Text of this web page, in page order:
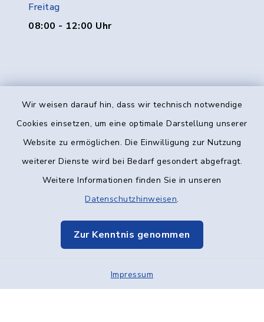
Wir weisen darauf hin, dass wir technisch notwendige
Cookies einsetzen, um eine optimale Darstellung unserer
Website zu ermöglichen. Die Einwilligung zur Nutzung
weiterer Dienste wird bei Bedarf gesondert abgefragt.
Weitere Informationen finden Sie in unseren
Datenschutzhinweisen.
Zur Kenntnis genommen
Impressum
Freitag
08:00 - 12:00 Uhr
Kontakt
Datenschutz
Elektronische Kommunikation
Sitemap